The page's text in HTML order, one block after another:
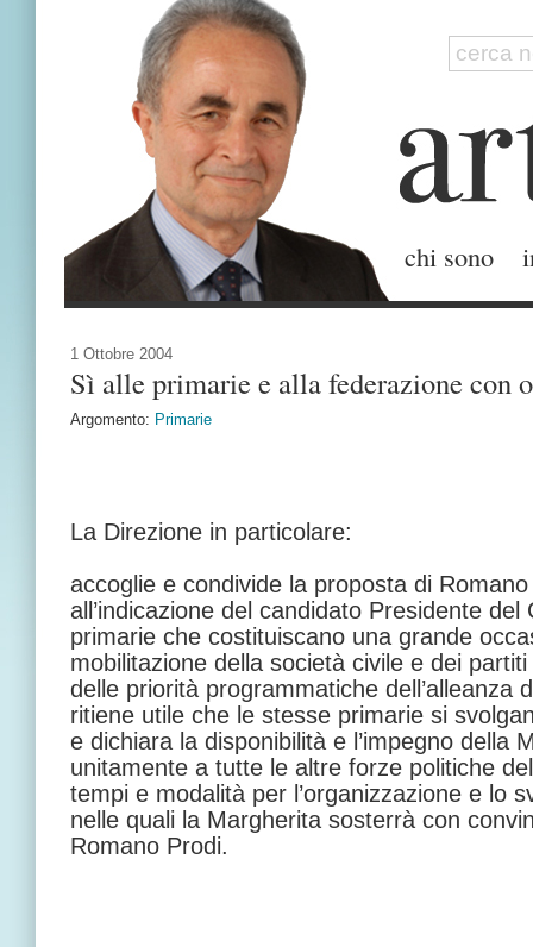
chi sono
1 Ottobre 2004
Sì alle primarie e alla federazione con
Argomento: Primarie
La Direzione in particolare:
accoglie e condivide la proposta di
all’indicazione del candidato Presidente
primarie che costituiscano una grande
mobilitazione della società civile e dei
delle priorità programmatiche dell’alleanza
ritiene utile che le stesse primarie si
e dichiara la disponibilità e l’impegno della
unitamente a tutte le altre forze politiche
tempi e modalità per l’organizzazione e lo
nelle quali la Margherita sosterrà con
Romano Prodi.